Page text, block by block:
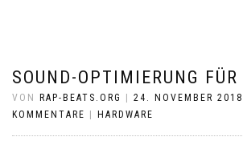
SOUND-OPTIMIERUNG
VON RAP-BEATS.ORG 24. NOVEMBER 2018
KOMMENTARE
HARDWARE